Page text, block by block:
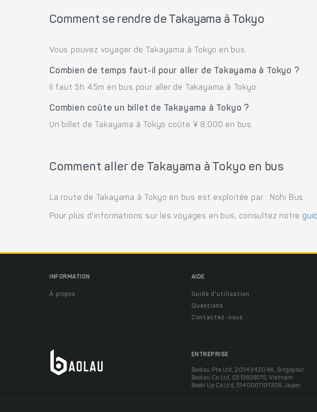
Comment se rendre de Takayama à Tokyo
Vous pouvez voyager de Takayama à Tokyo en bus.
Combien de temps faut-il pour aller de Takayama à Tokyo ?
Il faut 5h 45m en bus pour aller de Takayama à Tokyo.
Combien coûte un billet de Takayama à Tokyo ?
Un billet de Takayama à Tokyo coûte ¥ 8,000 en bus.
Comment aller de Takayama à Tokyo en bus
La route de Takayama à Tokyo en bus est exploitée par : Nohi Bus.
Pour plus d'informations sur les voyages en bus, consultez notre
INFORMATION
À propos
AIDE
Guide d'utilisation
Questions
Contactez-nous
ENTREPRISE
Baolau Pte Ltd, 201434204K, Singapour
Baolau Co Ltd, 0313838015, Vietnam
Boeki Up Co Ltd, 5140001101308, Japon